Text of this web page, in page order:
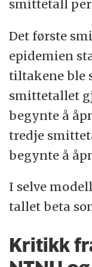
smittetall per
Det første
epidemien
tiltakene ble
smittetallet
begynte å
tredje
begynte å
I selve
tallet beta
Kritikk